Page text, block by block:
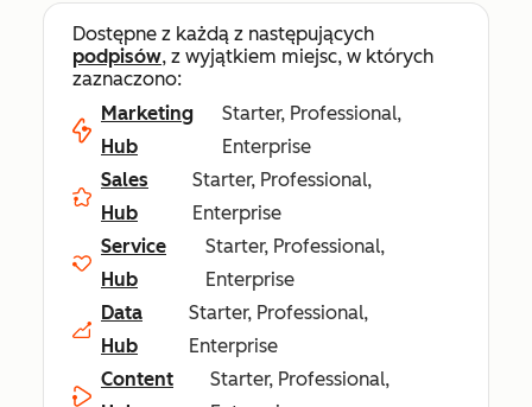
Dostępne z każdą z następujących
podpisów, z wyjątkiem miejsc, w których
zaznaczono:
Marketing
Hub
Starter, Professional,
Enterprise
Sales
Hub
Starter, Professional,
Enterprise
Service
Hub
Starter, Professional,
Enterprise
Data
Hub
Starter, Professional,
Enterprise
Content
Starter, Professional,